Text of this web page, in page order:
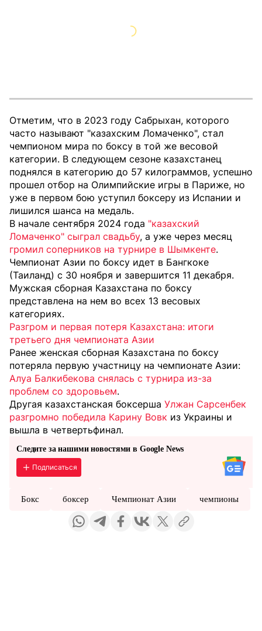
Отметим, что в 2023 году Сабрыхан, которого
часто называют "казахским Ломаченко", стал
чемпионом мира по боксу в той же весовой
категории. В следующем сезоне казахстанец
поднялся в категорию до 57 килограммов, успешно
прошел отбор на Олимпийские игры в Париже, но
уже в первом бою уступил боксеру из Испании и
лишился шанса на медаль.
В начале сентября 2024 года "казахский
Ломаченко" сыграл свадьбу, а уже через месяц
громил соперников на турнире в Шымкенте.
Чемпионат Азии по боксу идет в Бангкоке
(Таиланд) с 30 ноября и завершится 11 декабря.
Мужская сборная Казахстана по боксу
представлена на нем во всех 13 весовых
категориях.
Разгром и первая потеря Казахстана: итоги
третьего дня чемпионата Азии
Ранее женская сборная Казахстана по боксу
потеряла первую участницу на чемпионате Азии:
Алуа Балкибекова снялась с турнира из-за
проблем со здоровьем.
Другая казахстанская боксерша Улжан Сарсенбек
разгромно победила Карину Вовк из Украины и
вышла в четвертьфинал.
Следите за нашими новостями в Google News
Подписаться
Бокс боксер Чемпионат Азии чемпионы